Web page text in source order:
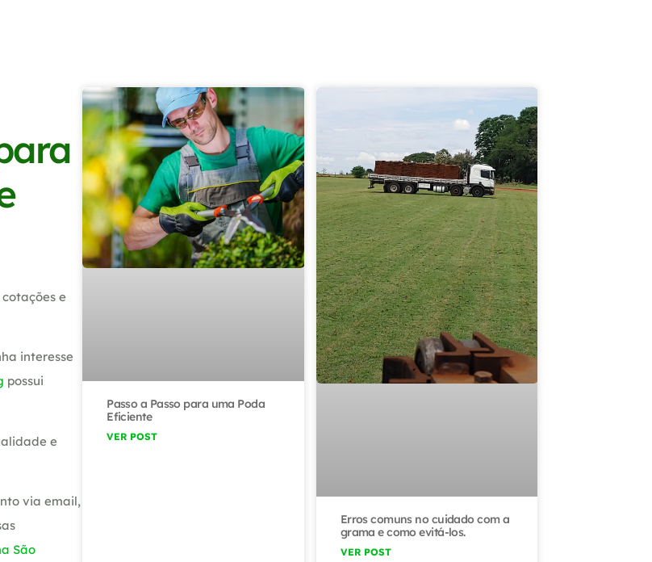
e
interesse
possui
e
via email,
São
Passo a Passo para uma Poda
Eficiente
VER POST
Erros comuns no cuidado com a
grama e como evitá-los.
VER POST